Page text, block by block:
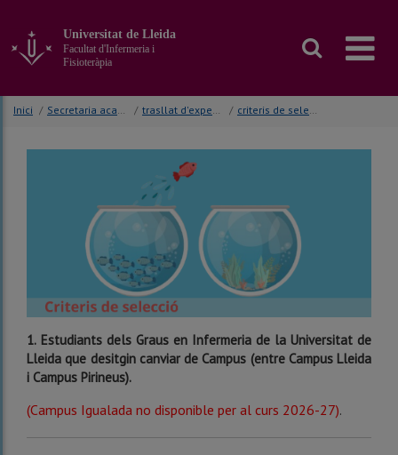
contingut
principal
la
pàgina
Universitat de Lleida
Facultat d'Infermeria i
Fisioteràpia
Inici / Secretaria acadèmica / trasllat d'expedient / criteris de selecció
1. Estudiants dels Graus en Infermeria de la Universitat de
Lleida que desitgin canviar de Campus (entre Campus Lleida
i Campus Pirineus).
(Campus Igualada no disponible per al curs 2026-27).